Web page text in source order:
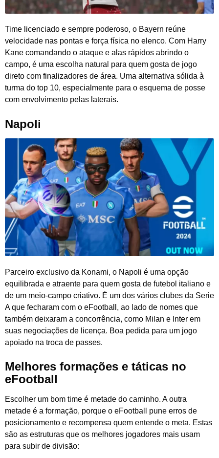
Time licenciado e sempre poderoso, o Bayern reúne
velocidade nas pontas e força física no elenco. Com Harry
Kane comandando o ataque e alas rápidos abrindo o
campo, é uma escolha natural para quem gosta de jogo
direto com finalizadores de área. Uma alternativa sólida à
turma do top 10, especialmente para o esquema de posse
com envolvimento pelas laterais.
Napoli
Parceiro exclusivo da Konami, o Napoli é uma opção
equilibrada e atraente para quem gosta de futebol italiano e
de um meio-campo criativo. É um dos vários clubes da Serie
A que fecharam com o eFootball, ao lado de nomes que
também deixaram a concorrência, como Milan e Inter em
suas negociações de licença. Boa pedida para um jogo
apoiado na troca de passes.
Melhores formações e táticas no
eFootball
Escolher um bom time é metade do caminho. A outra
metade é a formação, porque o eFootball pune erros de
posicionamento e recompensa quem entende o meta. Estas
são as estruturas que os melhores jogadores mais usam
para subir de divisão: